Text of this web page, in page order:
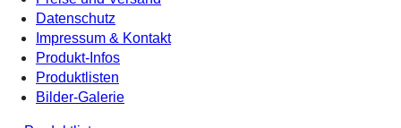
Datenschutz
Impressum & Kontakt
Produkt-Infos
Produktlisten
Bilder-Galerie